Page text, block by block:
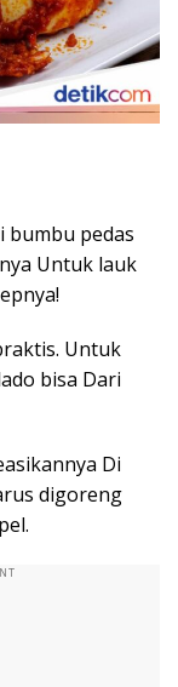
bumbu pedas
Untuk lauk
Untuk
bisa Dari
Di
digoreng